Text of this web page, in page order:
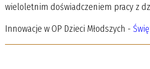
wieloletnim doświadczeniem pracy z
Innowacje w OP Dzieci Młodszych -